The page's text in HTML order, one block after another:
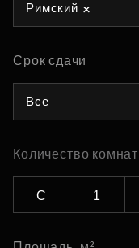
Римский
Срок сдачи
Все
Количество комнат
С 1